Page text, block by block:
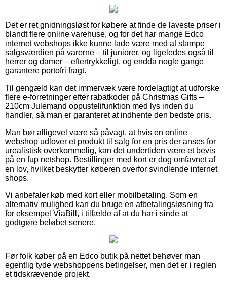
Det er ret gnidningsløst for købere at finde de laveste priser i
blandt flere online varehuse, og for det har mange Edco
internet webshops ikke kunne lade være med at stampe
salgsværdien på varerne – til juniorer, og ligeledes også til
herrer og damer – eftertrykkeligt, og endda nogle gange
garantere portofri fragt.
Til gengæld kan det immervæk være fordelagtigt at udforske
flere e-forretninger efter rabatkoder på Christmas Gifts –
210cm Julemand oppustelifunktion med lys inden du
handler, så man er garanteret at indhente den bedste pris.
Man bør alligevel være så påvagt, at hvis en online
webshop udlover et produkt til salg for en pris der anses for
urealistisk overkommelig, kan det undertiden være et bevis
på en fup netshop. Bestillinger med kort er dog omfavnet af
en lov, hvilket beskytter køberen overfor svindlende internet
shops.
Vi anbefaler køb med kort eller mobilbetaling. Som en
alternativ mulighed kan du bruge en afbetalingsløsning fra
for eksempel ViaBill, i tilfælde af at du har i sinde at
godtgøre beløbet senere.
Før folk køber på en Edco butik på nettet behøver man
egentlig tyde webshoppens betingelser, men det er i reglen
et tidskrævende projekt.